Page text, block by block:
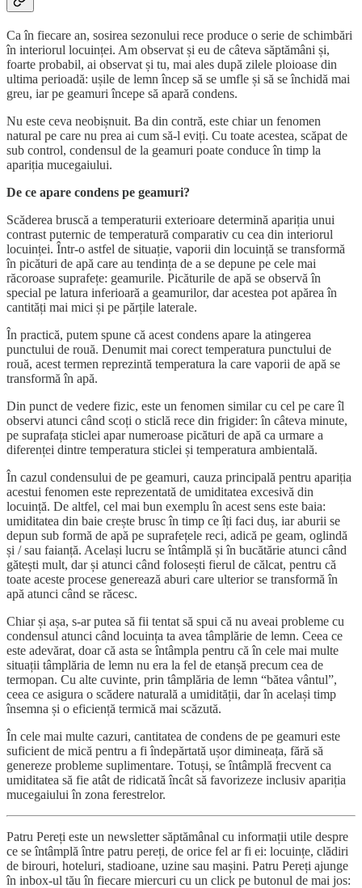
Ca în fiecare an, sosirea sezonului rece produce o serie de schimbări
în interiorul locuinței. Am observat și eu de câteva săptămâni și,
foarte probabil, ai observat și tu, mai ales după zilele ploioase din
ultima perioadă: ușile de lemn încep să se umfle și să se închidă mai
greu, iar pe geamuri începe să apară condens.
Nu este ceva neobișnuit. Ba din contră, este chiar un fenomen
natural pe care nu prea ai cum să-l eviți. Cu toate acestea, scăpat de
sub control, condensul de la geamuri poate conduce în timp la
apariția mucegaiului.
De ce apare condens pe geamuri?
Scăderea bruscă a temperaturii exterioare determină apariția unui
contrast puternic de temperatură comparativ cu cea din interiorul
locuinței. Într-o astfel de situație, vaporii din locuință se transformă
în picături de apă care au tendința de a se depune pe cele mai
răcoroase suprafețe: geamurile. Picăturile de apă se observă în
special pe latura inferioară a geamurilor, dar acestea pot apărea în
cantități mai mici și pe părțile laterale.
În practică, putem spune că acest condens apare la atingerea
punctului de rouă. Denumit mai corect temperatura punctului de
rouă, acest termen reprezintă temperatura la care vaporii de apă se
transformă în apă.
Din punct de vedere fizic, este un fenomen similar cu cel pe care îl
observi atunci când scoți o sticlă rece din frigider: în câteva minute,
pe suprafața sticlei apar numeroase picături de apă ca urmare a
diferenței dintre temperatura sticlei și temperatura ambientală.
În cazul condensului de pe geamuri, cauza principală pentru apariția
acestui fenomen este reprezentată de umiditatea excesivă din
locuință. De altfel, cel mai bun exemplu în acest sens este baia:
umiditatea din baie crește brusc în timp ce îți faci duș, iar aburii se
depun sub formă de apă pe suprafețele reci, adică pe geam, oglindă
și / sau faianță. Același lucru se întâmplă și în bucătărie atunci când
gătești mult, dar și atunci când folosești fierul de călcat, pentru că
toate aceste procese generează aburi care ulterior se transformă în
apă atunci când se răcesc.
Chiar și așa, s-ar putea să fii tentat să spui că nu aveai probleme cu
condensul atunci când locuința ta avea tâmplărie de lemn. Ceea ce
este adevărat, doar că asta se întâmpla pentru că în cele mai multe
situații tâmplăria de lemn nu era la fel de etanșă precum cea de
termopan. Cu alte cuvinte, prin tâmplăria de lemn “bătea vântul”,
ceea ce asigura o scădere naturală a umidității, dar în același timp
însemna și o eficiență termică mai scăzută.
În cele mai multe cazuri, cantitatea de condens de pe geamuri este
suficient de mică pentru a fi îndepărtată ușor dimineața, fără să
genereze probleme suplimentare. Totuși, se întâmplă frecvent ca
umiditatea să fie atât de ridicată încât să favorizeze inclusiv apariția
mucegaiului în zona ferestrelor.
Patru Pereți este un newsletter săptămânal cu informații utile despre
ce se întâmplă între patru pereți, de orice fel ar fi ei: locuințe, clădiri
de birouri, hoteluri, stadioane, uzine sau mașini. Patru Pereți ajunge
în inbox-ul tău în fiecare miercuri cu un click pe butonul de mai jos: